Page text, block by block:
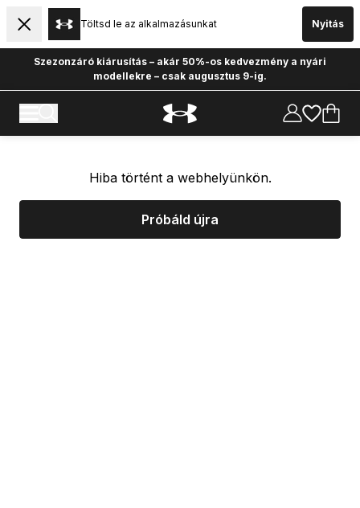
Töltsd le az alkalmazásunkat Nyitás
Szezonzáró kiárusítás – akár 50%-os kedvezmény a nyári
modellekre – csak augusztus 9-ig.
Hiba történt a webhelyünkön.
Próbáld újra